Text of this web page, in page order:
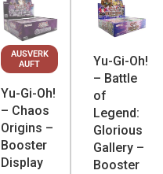
AUSVERK
AUFT
Yu-Gi-Oh!
– Chaos
Origins –
Booster
Display
Yu-Gi-Oh!
– Battle
of
Legend:
Glorious
Gallery –
Booster